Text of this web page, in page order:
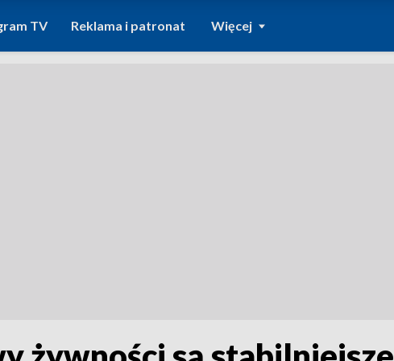
TV Reklama i patronat Więcej